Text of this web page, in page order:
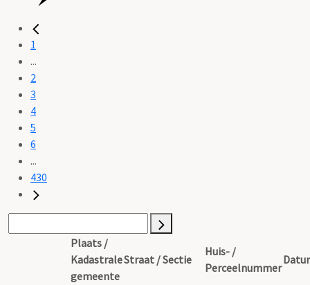
1
...
2
3
4
5
6
...
430
Plaats /
Kadastrale
gemeente
Straat / Sectie
Huis- /
Perceelnummer